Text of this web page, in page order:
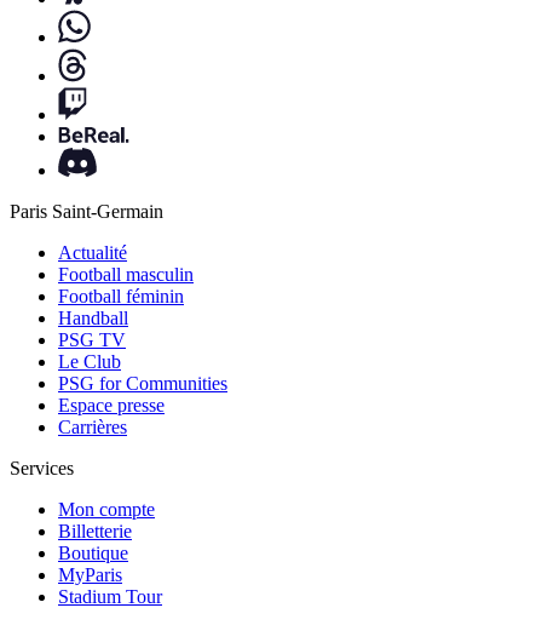
Paris Saint-Germain
Actualité
Football masculin
Football féminin
Handball
PSG TV
Le Club
PSG for Communities
Espace presse
Carrières
Services
Mon compte
Billetterie
Boutique
MyParis
Stadium Tour